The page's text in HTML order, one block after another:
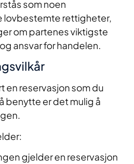
som noen
lovbestemte rettigheter,
om partenes viktigste
ansvar for handelen.
en reservasjon som du
benytte er det mulig å
gjelder en reservasjon